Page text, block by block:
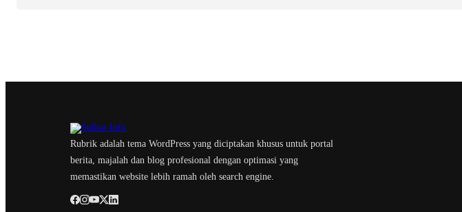
Rubrik adalah tema WordPress yang diciptakan khusus untuk portal
berita, majalah dan blog profesional dengan optimasi yang
memastikan website lebih ramah oleh search engine.